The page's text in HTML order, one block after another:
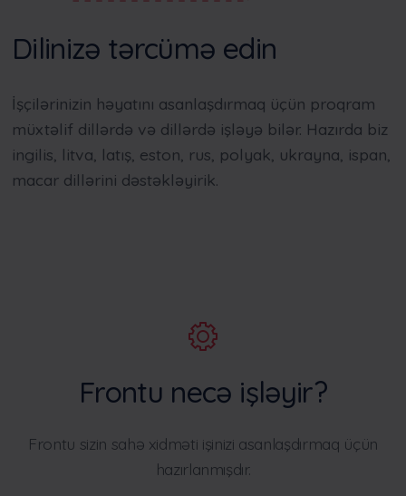
Dilinizə tərcümə edin
İşçilərinizin həyatını asanlaşdırmaq üçün proqram
müxtəlif dillərdə və dillərdə işləyə bilər. Hazırda biz
ingilis, litva, latış, eston, rus, polyak, ukrayna, ispan,
macar dillərini dəstəkləyirik.
Frontu necə işləyir?
Frontu sizin sahə xidməti işinizi asanlaşdırmaq üçün
hazırlanmışdır.